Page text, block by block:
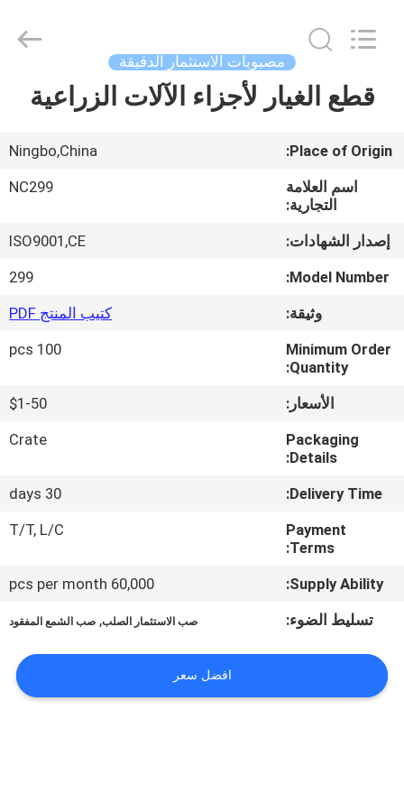
المنزل
المنتجات
فيديوهات
حولنا
في
المصنع
مراقبة
أخبار
اطلب
اقتباس
CO.,LTD.
مصبوبات الاستثمار الدقيقة
قطع الغيار لأجزاء الآلات الزراعية
Place of Origin:
Ningbo,China
اسم العلامة
التجارية:
NC299
إصدار الشهادات:
ISO9001,CE
Model Number:
299
وثيقة:
كتيب المنتج PDF
Minimum Order
Quantity:
100 pcs
الأسعار:
$1-50
Packaging
Details:
Crate
Delivery Time:
30 days
Payment
Terms:
T/T, L/C
Supply Ability:
60,000 pcs per month
تسليط الضوء:
صب الاستثمار الصلب, صب الشمع المفقود
افضل سعر